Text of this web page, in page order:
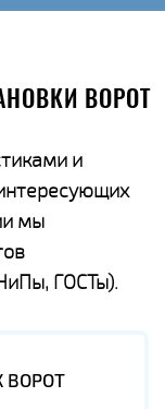
ВОРОТ
и
мы
ГОСТы).
ВОРОТ